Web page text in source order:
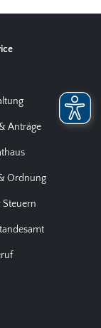
Anträge
Ordnung
Steuern